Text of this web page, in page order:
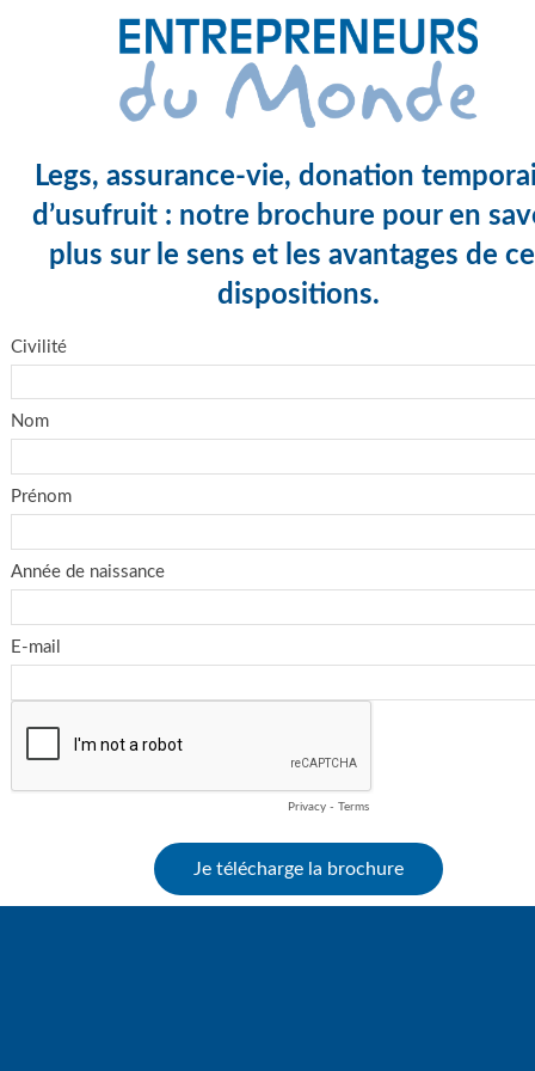
Legs, assurance-vie, donation
d’usufruit : notre brochure pour en
plus sur le sens et les avantages de
dispositions.
Civilité
Nom
Prénom
Année de naissance
E-mail
Privacy- Terms